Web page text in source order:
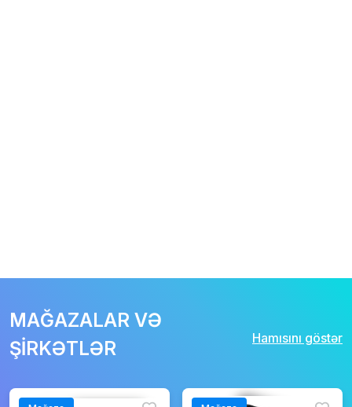
MAĞAZALAR VƏ
ŞİRKƏTLƏR
Hamısını göstər